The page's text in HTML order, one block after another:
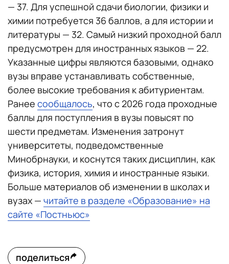
— 37. Для успешной сдачи биологии, физики и
химии потребуется 36 баллов, а для истории и
литературы — 32. Самый низкий проходной балл
предусмотрен для иностранных языков — 22.
Указанные цифры являются базовыми, однако
вузы вправе устанавливать собственные,
более высокие требования к абитуриентам.
Ранее сообщалось, что с 2026 года проходные
баллы для поступления в вузы повысят по
шести предметам. Изменения затронут
университеты, подведомственные
Минобрнауки, и коснутся таких дисциплин, как
физика, история, химия и иностранные языки.
Больше материалов об изменении в школах и
вузах — читайте в разделе «Образование» на
сайте «Постньюс»
поделиться